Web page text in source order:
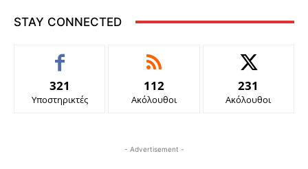
STAY CONNECTED
321
Υποστηρικτές
112
Ακόλουθοι
231
Ακόλουθοι
- Advertisement -